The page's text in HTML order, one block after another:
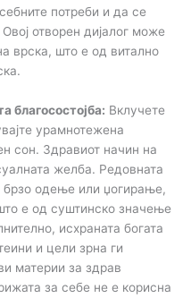
потреби и да се
отворен дијалог може
врска, што е од витално
благосостојба: Вклучете
урамнотежена
сон. Здравиот начин на
желба. Редовната
брзо одење или џогирање,
е од суштинско значење
исхраната богата
и цели зрна ги
материи за здрав
за себе не е корисна